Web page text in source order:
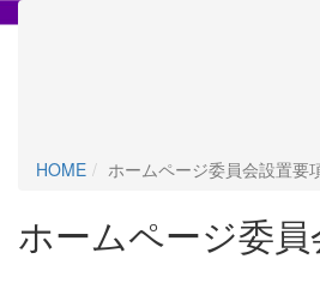
HOME ホームページ委員会設置要
ホームページ委